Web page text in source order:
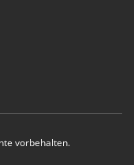
vorbehalten.